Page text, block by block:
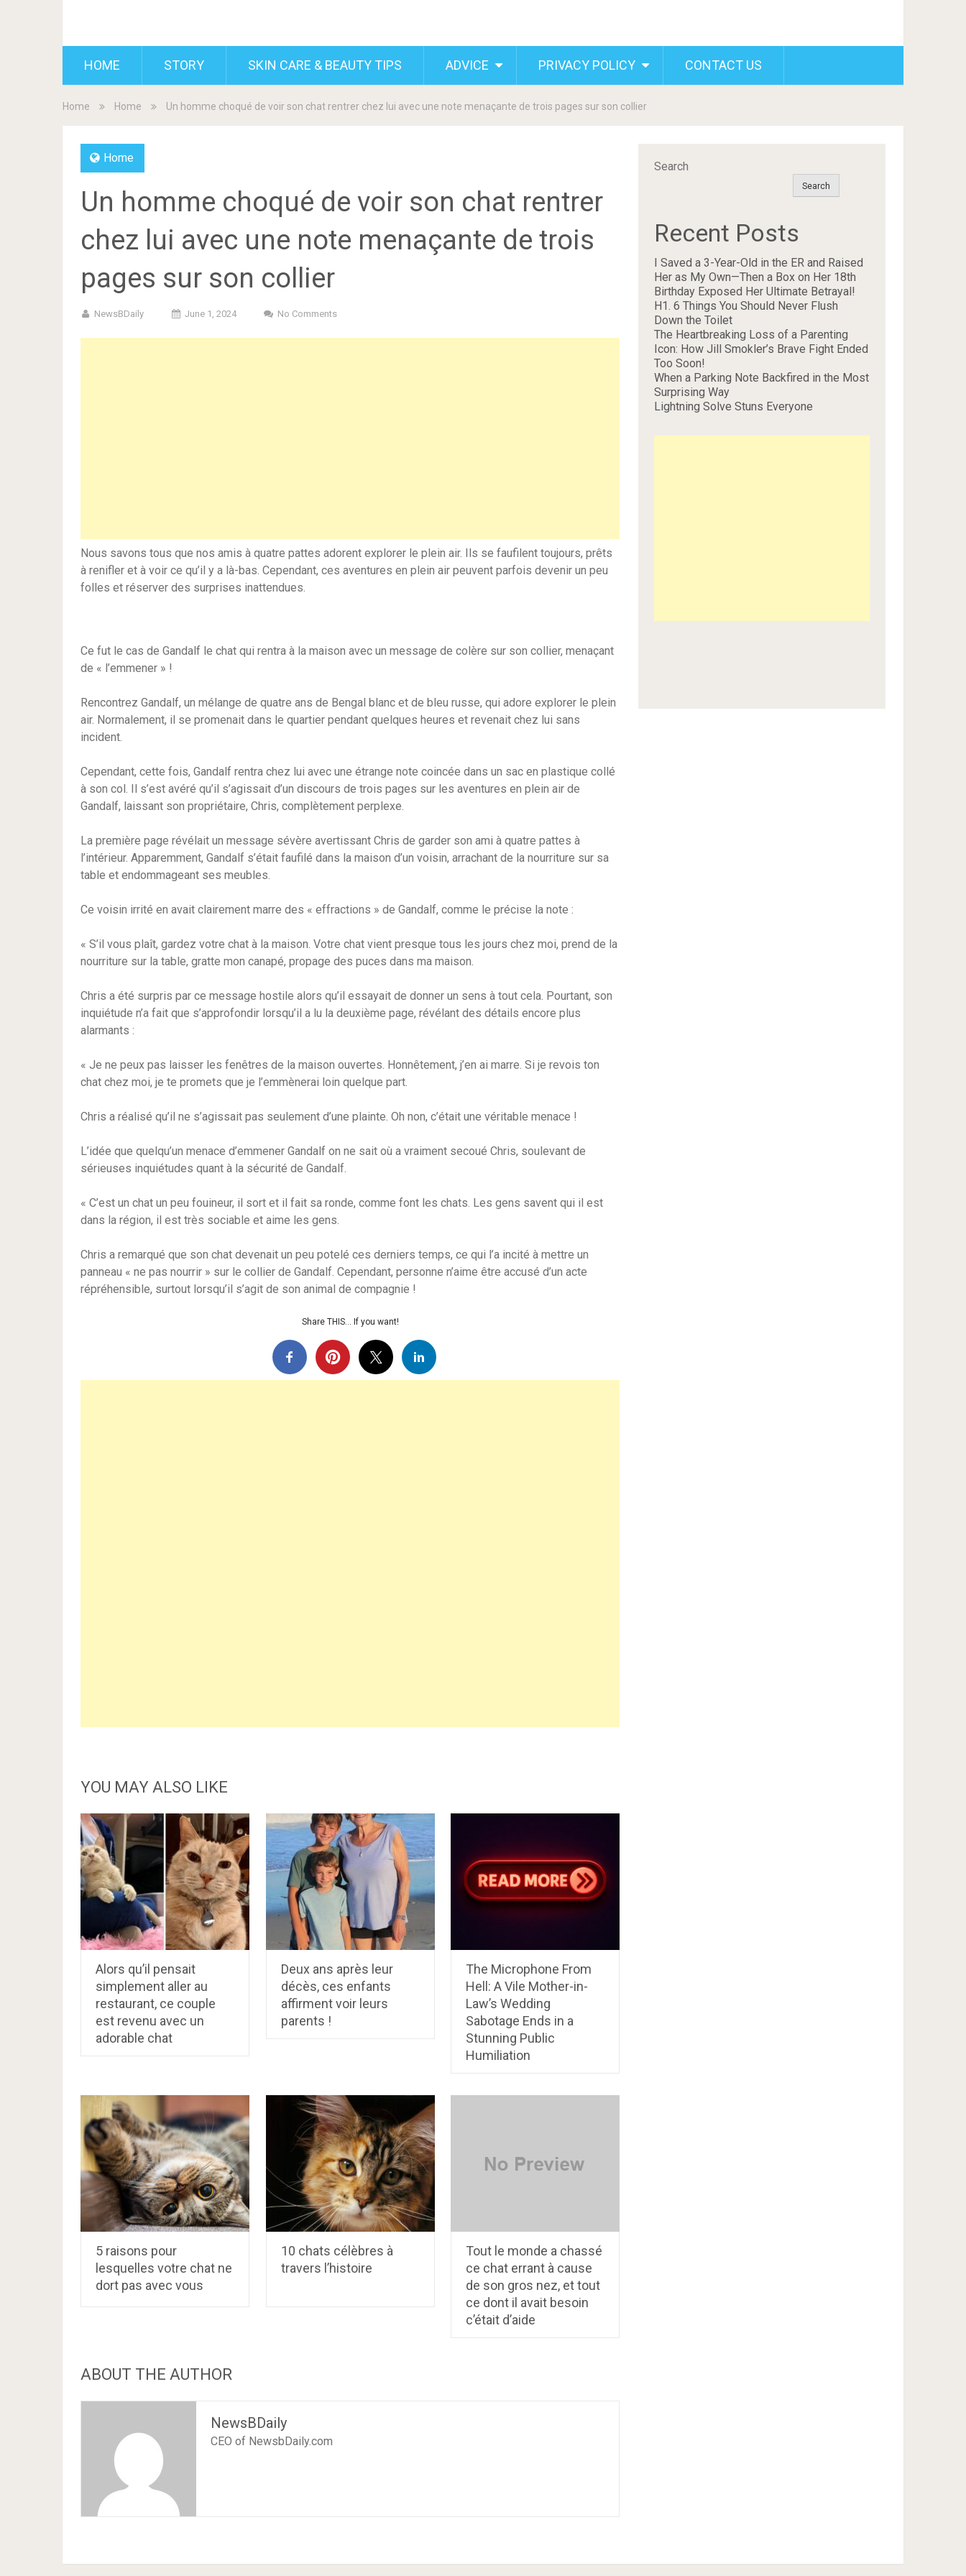
HOME STORY SKIN CARE & BEAUTY TIPS ADVICE PRIVACY POLICY CONTACT US
Home Home Un homme choqué de voir son chat rentrer chez lui avec une note menaçante de trois pages sur son collier
Home
Un homme choqué de voir son chat rentrer
chez lui avec une note menaçante de trois
pages sur son collier
NewsBDaily June 1, 2024 No Comments
Nous savons tous que nos amis à quatre pattes adorent explorer le plein air. Ils se faufilent toujours, prêts
à renifler et à voir ce qu’il y a là-bas. Cependant, ces aventures en plein air peuvent parfois devenir un peu
folles et réserver des surprises inattendues.
Ce fut le cas de Gandalf le chat qui rentra à la maison avec un message de colère sur son collier, menaçant
de « l’emmener » !
Rencontrez Gandalf, un mélange de quatre ans de Bengal blanc et de bleu russe, qui adore explorer le plein
air. Normalement, il se promenait dans le quartier pendant quelques heures et revenait chez lui sans
incident.
Cependant, cette fois, Gandalf rentra chez lui avec une étrange note coincée dans un sac en plastique collé
à son col. Il s’est avéré qu’il s’agissait d’un discours de trois pages sur les aventures en plein air de
Gandalf, laissant son propriétaire, Chris, complètement perplexe.
La première page révélait un message sévère avertissant Chris de garder son ami à quatre pattes à
l’intérieur. Apparemment, Gandalf s’était faufilé dans la maison d’un voisin, arrachant de la nourriture sur sa
table et endommageant ses meubles.
Ce voisin irrité en avait clairement marre des « effractions » de Gandalf, comme le précise la note :
« S’il vous plaît, gardez votre chat à la maison. Votre chat vient presque tous les jours chez moi, prend de la
nourriture sur la table, gratte mon canapé, propage des puces dans ma maison.
Chris a été surpris par ce message hostile alors qu’il essayait de donner un sens à tout cela. Pourtant, son
inquiétude n’a fait que s’approfondir lorsqu’il a lu la deuxième page, révélant des détails encore plus
alarmants :
« Je ne peux pas laisser les fenêtres de la maison ouvertes. Honnêtement, j’en ai marre. Si je revois ton
chat chez moi, je te promets que je l’emmènerai loin quelque part.
Chris a réalisé qu’il ne s’agissait pas seulement d’une plainte. Oh non, c’était une véritable menace !
L’idée que quelqu’un menace d’emmener Gandalf on ne sait où a vraiment secoué Chris, soulevant de
sérieuses inquiétudes quant à la sécurité de Gandalf.
« C’est un chat un peu fouineur, il sort et il fait sa ronde, comme font les chats. Les gens savent qui il est
dans la région, il est très sociable et aime les gens.
Chris a remarqué que son chat devenait un peu potelé ces derniers temps, ce qui l’a incité à mettre un
panneau « ne pas nourrir » sur le collier de Gandalf. Cependant, personne n’aime être accusé d’un acte
répréhensible, surtout lorsqu’il s’agit de son animal de compagnie !
Share THIS… If you want!
YOU MAY ALSO LIKE
Alors qu’il pensait
simplement aller au
restaurant, ce couple
est revenu avec un
adorable chat
Deux ans après leur
décès, ces enfants
affirment voir leurs
parents !
The Microphone From
Hell: A Vile Mother-in-
Law’s Wedding
Sabotage Ends in a
Stunning Public
Humiliation
5 raisons pour
lesquelles votre chat ne
dort pas avec vous
10 chats célèbres à
travers l’histoire
Tout le monde a chassé
ce chat errant à cause
de son gros nez, et tout
ce dont il avait besoin
c’était d’aide
ABOUT THE AUTHOR
NewsBDaily
CEO of NewsbDaily.com
Search
Search
Recent Posts
I Saved a 3-Year-Old in the ER and Raised
Her as My Own—Then a Box on Her 18th
Birthday Exposed Her Ultimate Betrayal!
H1. 6 Things You Should Never Flush
Down the Toilet
The Heartbreaking Loss of a Parenting
Icon: How Jill Smokler’s Brave Fight Ended
Too Soon!
When a Parking Note Backfired in the Most
Surprising Way
Lightning Solve Stuns Everyone